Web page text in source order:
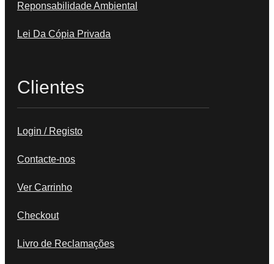
Reponsabilidade Ambiental
Lei Da Cópia Privada
Clientes
Login / Registo
Contacte-nos
Ver Carrinho
Checkout
Livro de Reclamações